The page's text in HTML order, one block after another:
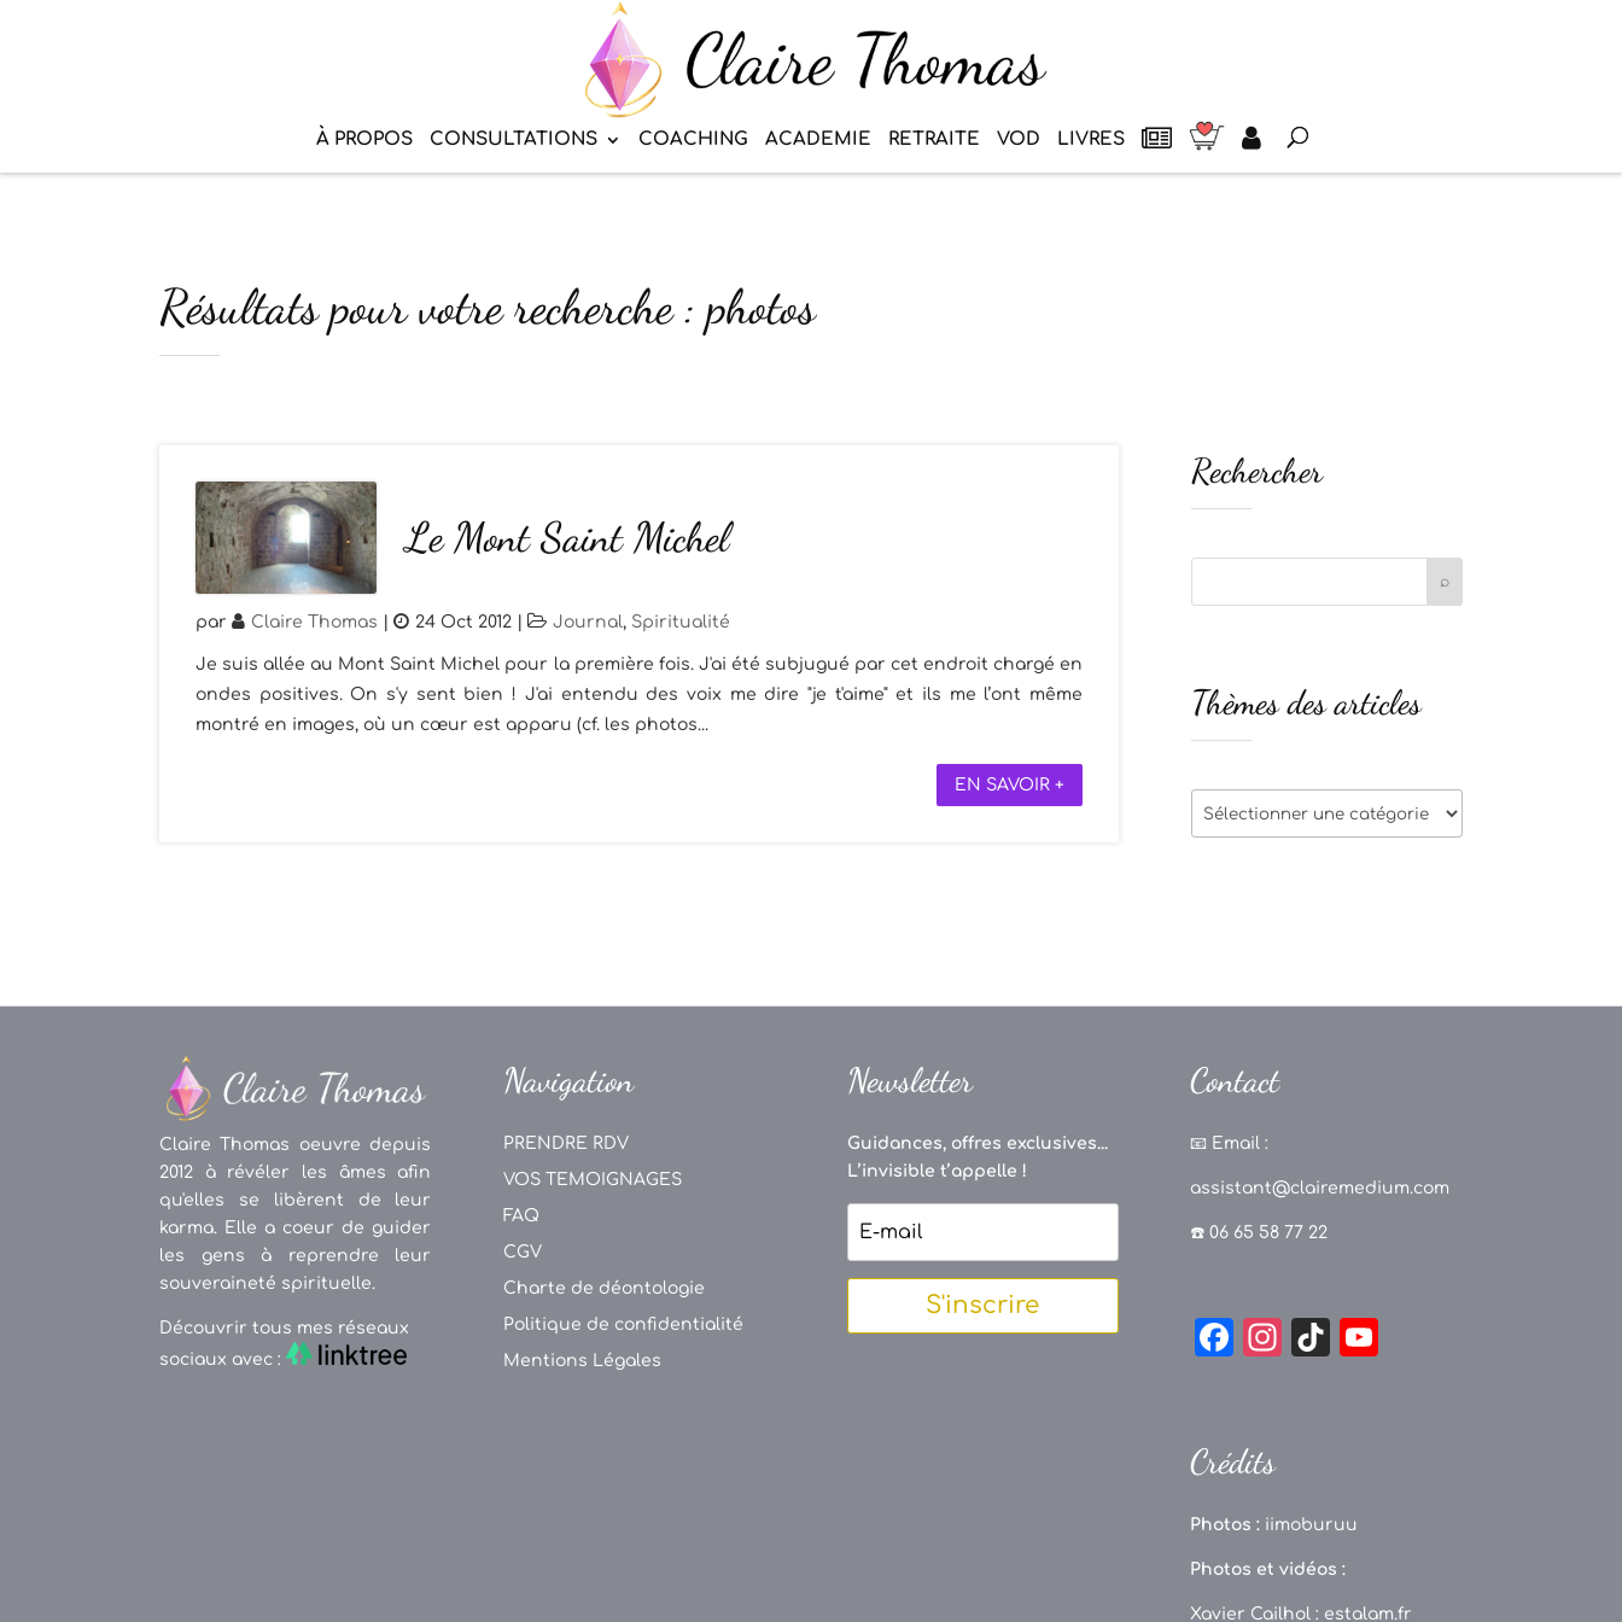
À PROPOS CONSULTATIONS COACHING ACADEMIE RETRAITE VOD LIVRES
Résultats pour votre recherche : photos
Le Mont Saint Michel
par Claire Thomas 24 Oct 2012 Journal, Spiritualité
Je suis allée au Mont Saint Michel pour la première fois. J'ai été subjugué par cet endroit chargé en
ondes positives. On s'y sent bien ! J'ai entendu des voix me dire "je t'aime" et ils me l’ont même
montré en images, où un cœur est apparu (cf. les photos...
EN SAVOIR +
Rechercher
Thèmes des articles
Thèmes
des
Claire Thomas oeuvre depuis
2012 à révéler les âmes afin
qu'elles se libèrent de leur
karma. Elle a coeur de guider
les gens à reprendre leur
souveraineté spirituelle.
Découvrir tous mes réseaux
sociaux avec :
Navigation
PRENDRE RDV
VOS TEMOIGNAGES
FAQ
CGV
Charte de déontologie
Politique de confidentialité
Mentions Légales
Newsletter
Guidances, offres exclusives...
L’invisible t’appelle !
S'inscrire
Contact
📧 Email :
assistant@clairemedium.com
☎️ 06 65 58 77 22
F
e
o
o
k
In
a
m
Ti
C
Crédits
Photos : iimoburuu
Photos et vidéos :
Xavier Cailhol : estalam.fr